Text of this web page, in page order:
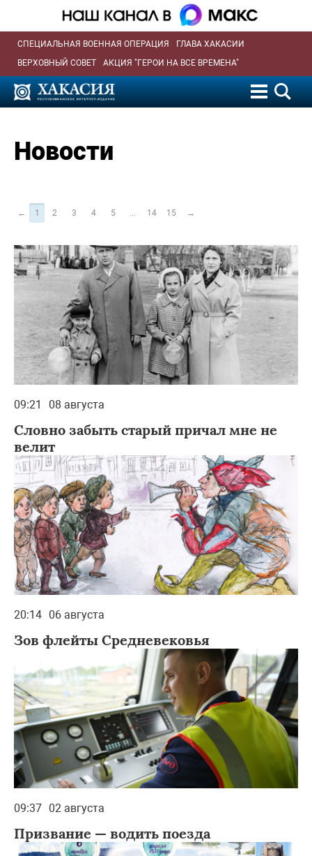
СПЕЦИАЛЬНАЯ ВОЕННАЯ ОПЕРАЦИЯ
ГЛАВА ХАКАСИИ
ВЕРХОВНЫЙ СОВЕТ
АКЦИЯ "ГЕРОИ НА ВСЕ ВРЕМЕНА"
Новости
← 1 2 3 4 5 14 15 →
09:21 08 августа
Словно забыть старый причал мне не
велит
20:14 06 августа
Зов флейты Средневековья
09:37 02 августа
Призвание — водить поезда